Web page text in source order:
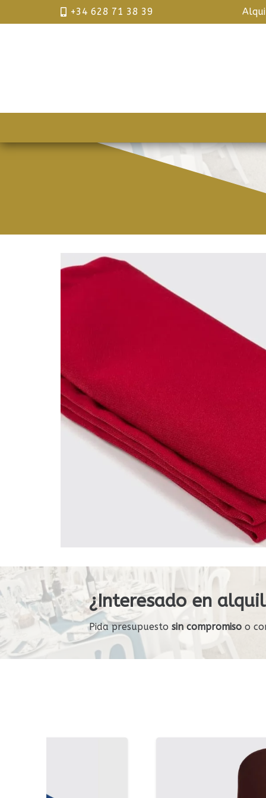
+34 628 71 38 39
¿Interesado en
Pida presupuesto sin compromiso o